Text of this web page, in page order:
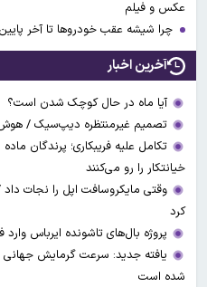
عکس و فیلم
چرا شیشه عقب خودروها تا آخر
آخرین اخبار
آیا ماه در حال کوچک شدن است؟
تصمیم غیرمنتظره دیپ‌سیک /
تکامل علیه فریبکاری؛ پرندگان
خیانتکار را رو می‌کنند
وقتی مایکروسافت اپل را نجات
کرد
پروژه بال‌های تاشونده ایرباس
یافته جدید: سرعت گرمایش جهانی
شده است